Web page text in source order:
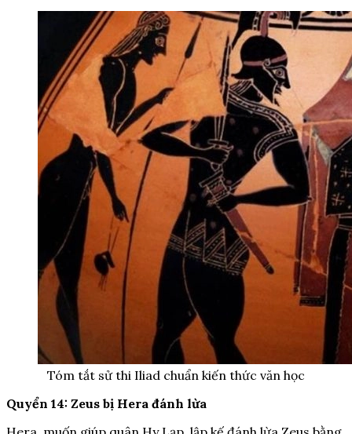
Tóm tắt sử thi Iliad chuẩn kiến thức văn học
Quyển 14: Zeus bị Hera đánh lừa